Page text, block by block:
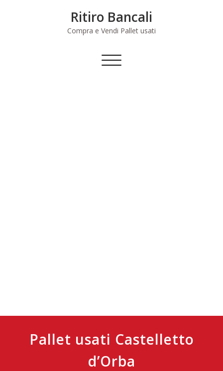
Ritiro Bancali
Compra e Vendi Pallet usati
Commuta
Pallet usati Castelletto
d’Orba